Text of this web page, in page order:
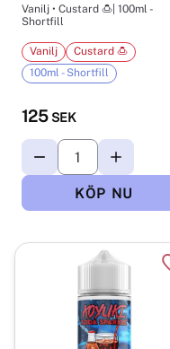
Vanilj • Custard 🍮| 100ml -
Shortfill
125 SEK
Vanilj
Custard 🍮
100ml - Shortfill